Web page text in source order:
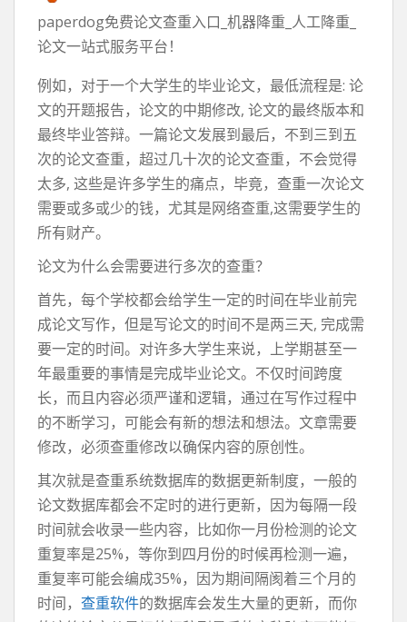
paperdog免费论文查重入口_机器降重_人工降重_
论文一站式服务平台！
例如，对于一个大学生的毕业论文，最低流程是: 论
文的开题报告，论文的中期修改, 论文的最终版本和
最终毕业答辩。一篇论文发展到最后，不到三到五
次的论文查重，超过几十次的论文查重，不会觉得
太多, 这些是许多学生的痛点，毕竟，查重一次论文
需要或多或少的钱，尤其是网络查重,这需要学生的
所有财产。
论文为什么会需要进行多次的查重？
首先，每个学校都会给学生一定的时间在毕业前完
成论文写作，但是写论文的时间不是两三天, 完成需
要一定的时间。对许多大学生来说，上学期甚至一
年最重要的事情是完成毕业论文。不仅时间跨度
长，而且内容必须严谨和逻辑，通过在写作过程中
的不断学习，可能会有新的想法和想法。文章需要
修改，必须查重修改以确保内容的原创性。
其次就是查重系统数据库的数据更新制度，一般的
论文数据库都会不定时的进行更新，因为每隔一段
时间就会收录一些内容，比如你一月份检测的论文
重复率是25%，等你到四月份的时候再检测一遍，
重复率可能会编成35%，因为期间隔阂着三个月的
时间， 查重软件的数据库会发生大量的更新，而你